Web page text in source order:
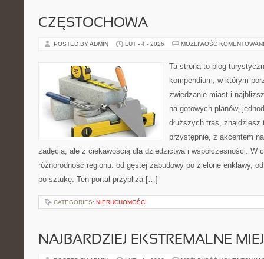
CZĘSTOCHOWA
POSTED BY ADMIN LUT - 4 - 2026 MOŻLIWOŚĆ
Ta strona to blog
kompendium, w którym
zwiedzanie miast i
na gotowych planów,
dłuższych tras, znajdziesz
przystępnie, z akcentem
zadęcia, ale z ciekawością dla dziedzictwa i współczesności. W
różnorodność regionu: od gęstej zabudowy po zielone enklawy,
po sztukę. Ten portal przybliża […]
CATEGORIES: NIERUCHOMOŚCI
NAJBARDZIEJ EKSTREMALNE